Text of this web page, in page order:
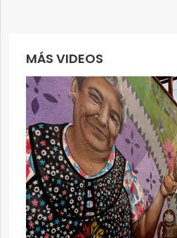
MÁS VIDEOS